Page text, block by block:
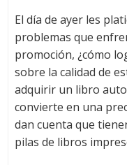
El día de ayer les
problemas que
promoción, ¿cómo
sobre la calidad de
adquirir un libro
convierte en una
dan cuenta que
pilas de libros